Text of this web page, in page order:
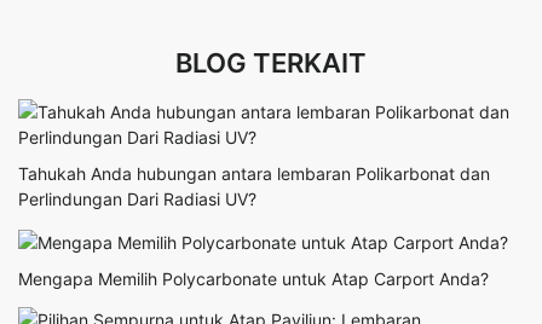
BLOG TERKAIT
Tahukah Anda hubungan antara lembaran Polikarbonat dan
Perlindungan Dari Radiasi UV?
Mengapa Memilih Polycarbonate untuk Atap Carport Anda?